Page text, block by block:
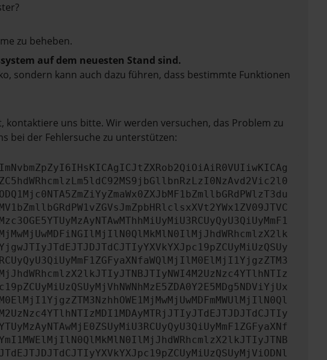
zu beheben.
auf dem neuesten Stand sind.
sondern kann auch dazu führen, dass bestimmte Funktionen
uns bitte. Wir werden versuchen, das Problem zu
bei der Fehlersuche zu unterstützen: